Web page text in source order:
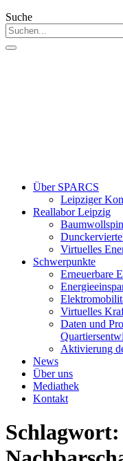
Suche
Über SPARCS
Leipziger
Reallabor Leipzig
Virtuelles
Schwerpunkte
Erneuerbare
Virtuelles
Daten und
Aktivierung
News
Über uns
Mediathek
Kontakt
Schlagwort: